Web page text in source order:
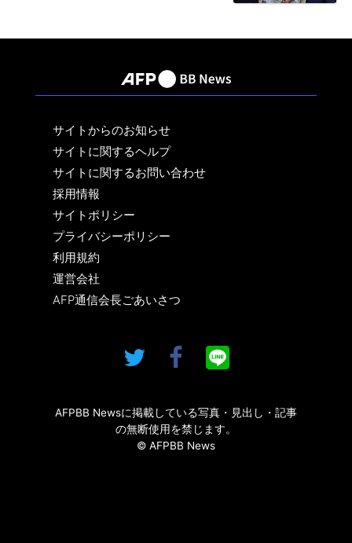
サイトからのお知らせ
サイトに関するヘルプ
サイトに関するお問い合わせ
採用情報
サイトポリシー
プライバシーポリシー
利用規約
運営会社
AFP通信会長ごあいさつ
AFPBB Newsに掲載している写真・見出し・記事
の無断使用を禁じます。
© AFPBB News